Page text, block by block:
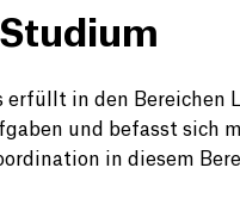
erfüllt in den Bereichen
und befasst sich
in diesem